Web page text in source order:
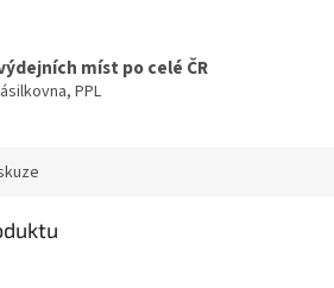
míst po celé ČR
PPL